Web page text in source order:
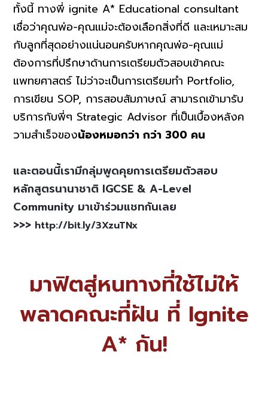
ทั้งนี้ ทางพี่ ignite A* Educational consultant
เชื่อว่าคุณพ่อ-คุณแม่จะต้องเลือกสิ่งที่ดี และเหมาะสม
กับลูกที่สุดอย่างแน่นอนครับหากคุณพ่อ-คุณแม่
ต้องการที่ปรึกษาด้านการเตรียมตัวสอบเข้าคณะ
แพทยศาสตร์ ไม่ว่าจะเป็นการเตรียมทำ Portfolio,
การเขียน SOP, การสอบสัมภาษณ์ สามารถเข้ามารับ
บริการกับพี่ๆ Strategic Advisor ที่เป็นเบื้องหลังค
วามสำเร็จของน้องหมอกว่า กว่า 300 คน
และตอนนี้เรามีกลุ่มพูดคุยการเตรียมตัวสอบ
หลักสูตรนานาชาติ IGCSE & A-Level
Community มาเข้าร่วมแชทกันเลย
>>> http://bit.ly/3XzuTNx
มาฟิตสู่หนทางที่ใช้ไม่ให้
พลาดคณะที่ฝัน ที่ Ignite
A* กัน!